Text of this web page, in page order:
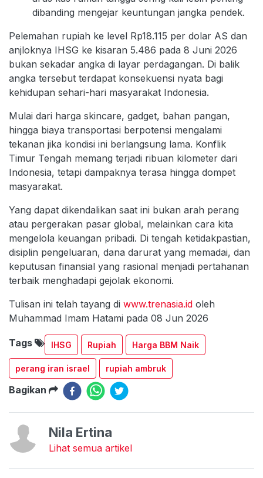
dibanding mengejar keuntungan jangka pendek.
Pelemahan rupiah ke level Rp18.115 per dolar AS dan
anjloknya IHSG ke kisaran 5.486 pada 8 Juni 2026
bukan sekadar angka di layar perdagangan. Di balik
angka tersebut terdapat konsekuensi nyata bagi
kehidupan sehari-hari masyarakat Indonesia.
Mulai dari harga skincare, gadget, bahan pangan,
hingga biaya transportasi berpotensi mengalami
tekanan jika kondisi ini berlangsung lama. Konflik
Timur Tengah memang terjadi ribuan kilometer dari
Indonesia, tetapi dampaknya terasa hingga dompet
masyarakat.
Yang dapat dikendalikan saat ini bukan arah perang
atau pergerakan pasar global, melainkan cara kita
mengelola keuangan pribadi. Di tengah ketidakpastian,
disiplin pengeluaran, dana darurat yang memadai, dan
keputusan finansial yang rasional menjadi pertahanan
terbaik menghadapi gejolak ekonomi.
Tulisan ini telah tayang di www.trenasia.id oleh
Muhammad Imam Hatami pada 08 Jun 2026
Tags IHSG Rupiah Harga BBM Naik
perang iran israel rupiah ambruk
Bagikan
Nila Ertina
Lihat semua artikel